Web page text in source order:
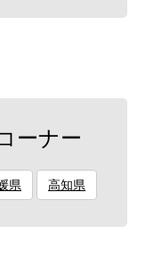
ーナー
県 高知県